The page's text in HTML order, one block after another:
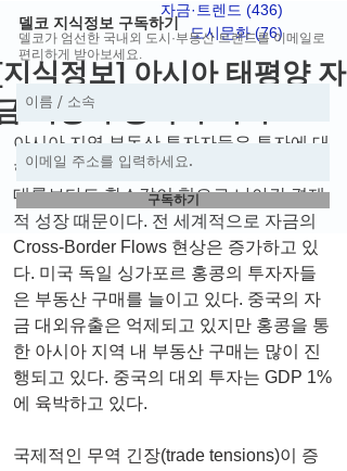
자금·트렌드 (436)
도시문화 (76)게시물 76
식정보] 아시아 태평양 자
시장과 중국의 기여
아시아 지역 부동산 투자자들은 투자에 대
한 자신감이 넘치는 것 같다. 그동안 다른
대륙보다도 황소같이 힘으로 나아간 경제
적 성장 때문이다. 전 세계적으로 자금의
Cross-Border Flows 현상은 증가하고 있
다. 미국 독일 싱가포르 홍콩의 투자자들
은 부동산 구매를 늘이고 있다. 중국의 자
금 대외유출은 억제되고 있지만 홍콩을 통
한 아시아 지역 내 부동산 구매는 많이 진
행되고 있다. 중국의 대외 투자는 GDP 1%
에 육박하고 있다.
국제적인 무역 긴장(trade tensions)이 증
델코 지식정보 구독하기
델코가 엄선한 국내외 도시·부동산 트렌드를 이메일로
편리하게 받아보세요.
구독하기